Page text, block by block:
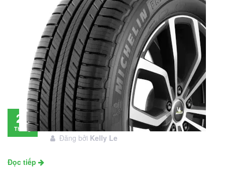
28
Tháng
Đánh giá lốp Michelin Primacy SUV: Đáng
đầu tư không?
Đăng bởi Kelly Le
Đọc tiếp